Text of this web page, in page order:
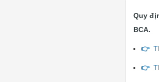
Quy
BCA.
👉
👉